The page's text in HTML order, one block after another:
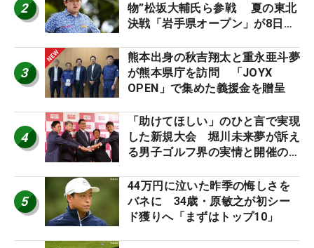
2
物”松坂大輔氏ら参戦 夏の東北
決戦「岩手県オープン」が8日開
3
熊本出身の秋吉翔太と重永亜斗夢
が熊本県庁を訪問 「JOYX
OPEN」で集めた義援金を贈呈
4
「助けてほしい」のひと言で実現
した新規大会 堀川未来夢が訴え
る男子ゴルフ界の実情と開催の舞
5
44万円に泣いた昨季の悔しさを
バネに 34歳・原敏之が初シー
ド獲りへ「まずはトップ10」